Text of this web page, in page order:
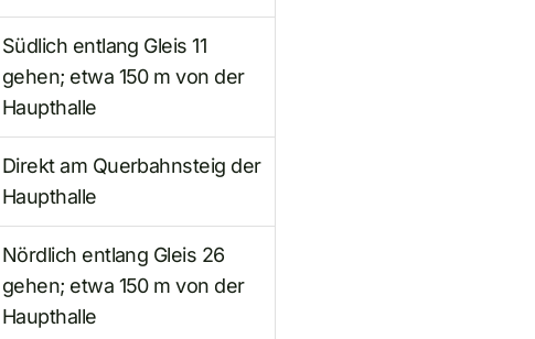
Südlich entlang Gleis 11
gehen; etwa 150 m von der
Haupthalle
Direkt am Querbahnsteig der
Haupthalle
Nördlich entlang Gleis 26
gehen; etwa 150 m von der
Haupthalle